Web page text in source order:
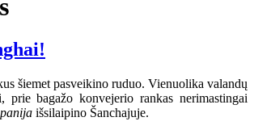
šiemet pasveikino ruduo. Vienuolika valandų
prie bagažo konvejerio rankas nerimastingai
išsilaipino Šanchajuje.